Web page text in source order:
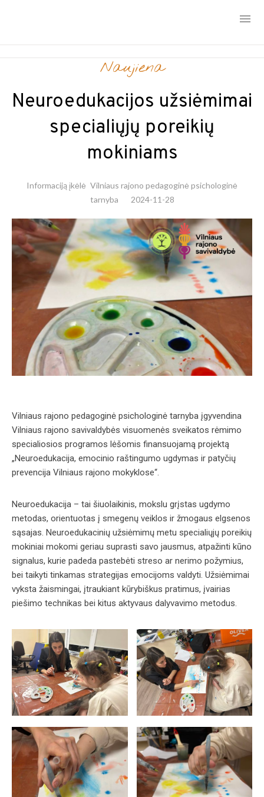
Naujiena
Neuroedukacijos užsiėmimai
specialiųjų poreikių
mokiniams
Informaciją įkėlė Vilniaus rajono pedagoginė psichologinė
tarnyba
2024-11-28
Vilniaus rajono pedagoginė psichologinė tarnyba įgyvendina
Vilniaus rajono savivaldybės visuomenės sveikatos rėmimo
specialiosios programos lėšomis finansuojamą projektą
„Neuroedukacija, emocinio raštingumo ugdymas ir patyčių
prevencija Vilniaus rajono mokyklose“.
Neuroedukacija – tai šiuolaikinis, mokslu grįstas ugdymo
metodas, orientuotas į smegenų veiklos ir žmogaus elgsenos
sąsajas. Neuroedukacinių užsiėmimų metu specialiųjų poreikių
mokiniai mokomi geriau suprasti savo jausmus, atpažinti kūno
signalus, kurie padeda pastebėti streso ar nerimo požymius,
bei taikyti tinkamas strategijas emocijoms valdyti. Užsiėmimai
vyksta žaismingai, įtraukiant kūrybiškus pratimus, įvairias
piešimo technikas bei kitus aktyvaus dalyvavimo metodus.